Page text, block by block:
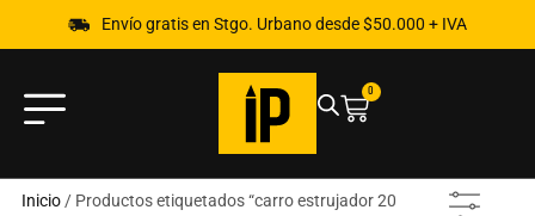
Envío gratis en Stgo. Urbano desde $50.000 + IVA
0
Inicio/ Productos etiquetados “carro estrujador 20